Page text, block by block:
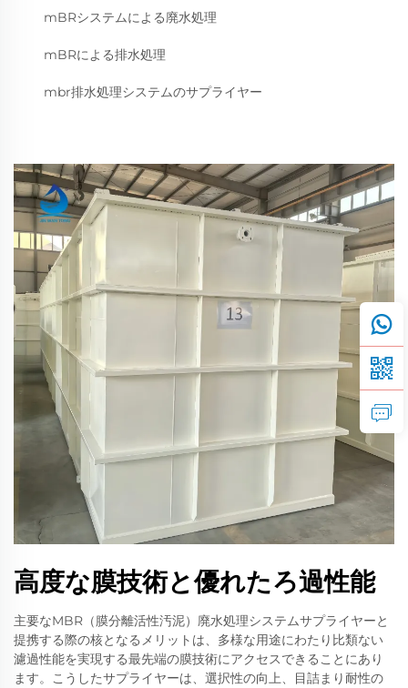
mBRシステムによる廃水処理
mBRによる排水処理
mbr排水処理システムのサプライヤー
高度な膜技術と優れたろ過性能
主要なMBR（膜分離活性汚泥）廃水処理システムサプライヤーと
提携する際の核となるメリットは、多様な用途にわたり比類ない
濾過性能を実現する最先端の膜技術にアクセスできることにあり
ます。こうしたサプライヤーは、選択性の向上、目詰まり耐性の